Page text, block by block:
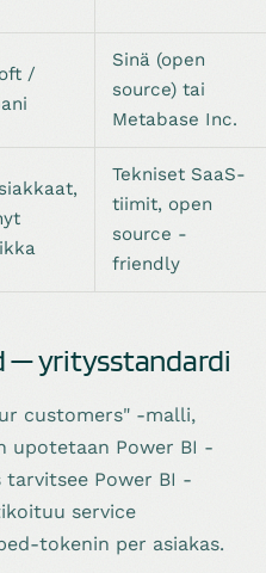
/
Sinä (open
source) tai
Metabase Inc.
Tekniset SaaS-
tiimit, open
source -
friendly
— yritysstandardi
customers" -malli,
upotetaan Power BI -
Power BI -
service
tokenin per asiakas.